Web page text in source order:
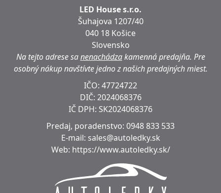
LED House s.r.o.
Šuhajova 1207/40
040 18 Košice
Slovensko
Na tejto adrese sanenachádzakamenná predajňa. Pre
osobný nákup navštívte jedno z našich predajných miest.
IČO: 47724722
DIČ: 2024068376
IČ DPH: SK2024068376
Predaj, poradenstvo: 0948 833 533
E-mail: sales@autoledky.sk
Web: https://www.autoledky.sk/